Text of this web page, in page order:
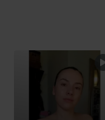
ut eller dutta direkt
HOPPA ÖVER